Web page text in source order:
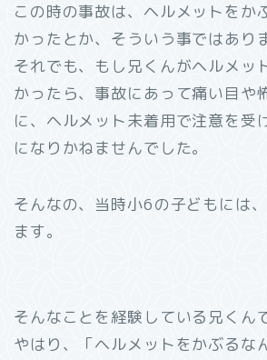
この時の事故は、ヘルメットをか
かったとか、そういう事ではあり
それでも、もし兄くんがヘルメッ
かったら、事故にあって痛い目や
に、ヘルメット未着用で注意を受
になりかねませんでした。
そんなの、当時小6の子どもには
ます。
そんなことを経験している兄くん
やはり、「ヘルメットをかぶるな